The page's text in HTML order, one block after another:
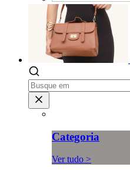
Categoria
Ver tudo >